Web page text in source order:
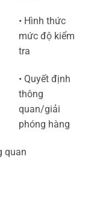
• Hình thức
mức độ kiểm
tra
• Quyết định
thông
quan/giải
phóng hàng
quan